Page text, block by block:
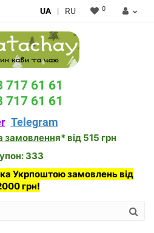
UA | RU 0
717 61 61
717 61 61
Telegram
замовлення* від 515 грн
333
Укрпоштою замовлень від
грн!